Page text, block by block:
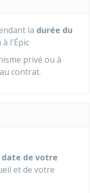
la durée du
à l'Épic
privé ou à
contrat.
date de votre
et de votre